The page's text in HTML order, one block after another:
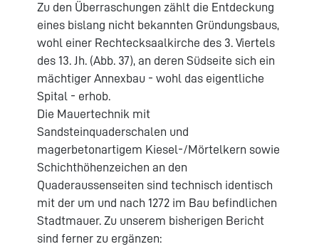
Zu den Überraschungen zählt die Entdeckung
eines bislang nicht bekannten Gründungsbaus,
wohl einer Rechtecksaalkirche des 3. Viertels
des 13. Jh. (Abb. 37), an deren Südseite sich ein
mächtiger Annexbau - wohl das eigentliche
Spital - erhob.
Die Mauertechnik mit
Sandsteinquaderschalen und
magerbetonartigem Kiesel-/Mörtelkern sowie
Schichthöhenzeichen an den
Quaderaussenseiten sind technisch identisch
mit der um und nach 1272 im Bau befindlichen
Stadtmauer. Zu unserem bisherigen Bericht
sind ferner zu ergänzen: